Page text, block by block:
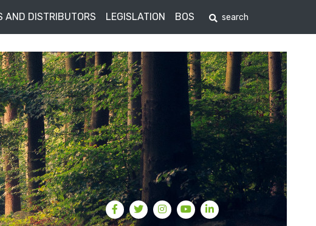
AND DISTRIBUTORS LEGISLATION BOS